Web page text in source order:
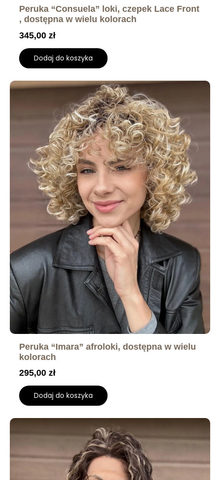
Peruka “Consuela” loki, czepek Lace Front
, dostępna w wielu kolorach
345,00zł
Dodaj do koszyka
Peruka “Imara” afroloki, dostępna w wielu
kolorach
295,00zł
Dodaj do koszyka